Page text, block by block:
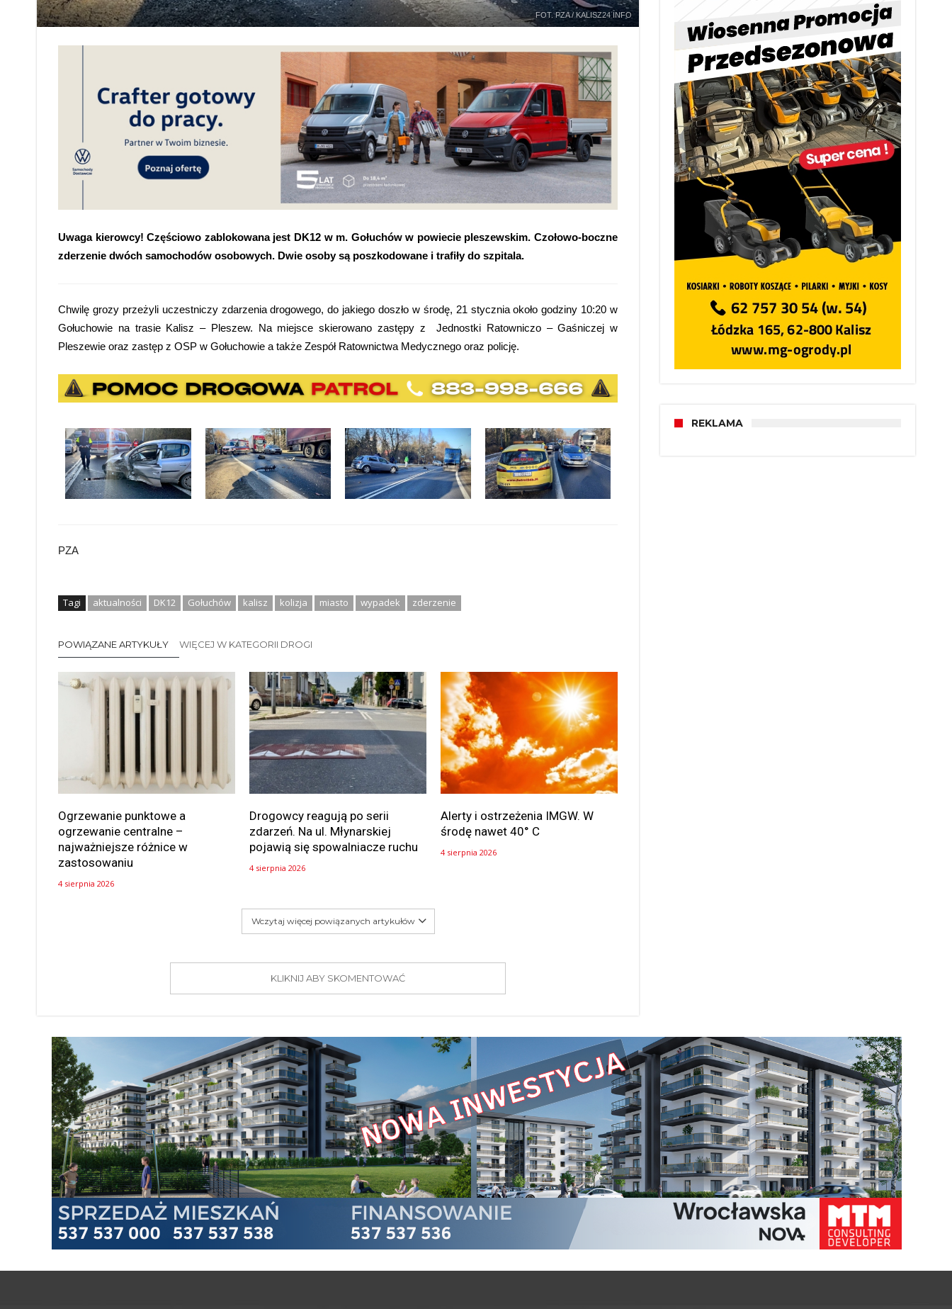
FOT. PZA / KALISZ24 INFO
Uwaga kierowcy! Częściowo zablokowana jest DK12 w m. Gołuchów w powiecie pleszewskim. Czołowo-boczne
zderzenie dwóch samochodów osobowych. Dwie osoby są poszkodowane i trafiły do szpitala.
Chwilę grozy przeżyli uczestniczy zdarzenia drogowego, do jakiego doszło w środę, 21 stycznia około godziny 10:20 w
Gołuchowie na trasie Kalisz – Pleszew. Na miejsce skierowano zastępy z Jednostki Ratowniczo – Gaśniczej w
Pleszewie oraz zastęp z OSP w Gołuchowie a także Zespół Ratownictwa Medycznego oraz policję.
PZA
Tagi aktualności DK12 Gołuchów kalisz kolizja miasto wypadek zderzenie
POWIĄZANE ARTYKUŁY WIĘCEJ W KATEGORII DROGI
Ogrzewanie punktowe a
ogrzewanie centralne –
najważniejsze różnice w
zastosowaniu
4 sierpnia 2026
Drogowcy reagują po serii
zdarzeń. Na ul. Młynarskiej
pojawią się spowalniacze ruchu
4 sierpnia 2026
Alerty i ostrzeżenia IMGW. W
środę nawet 40° C
4 sierpnia 2026
Wczytaj więcej powiązanych artykułów
KLIKNIJ ABY SKOMENTOWAĆ
REKLAMA